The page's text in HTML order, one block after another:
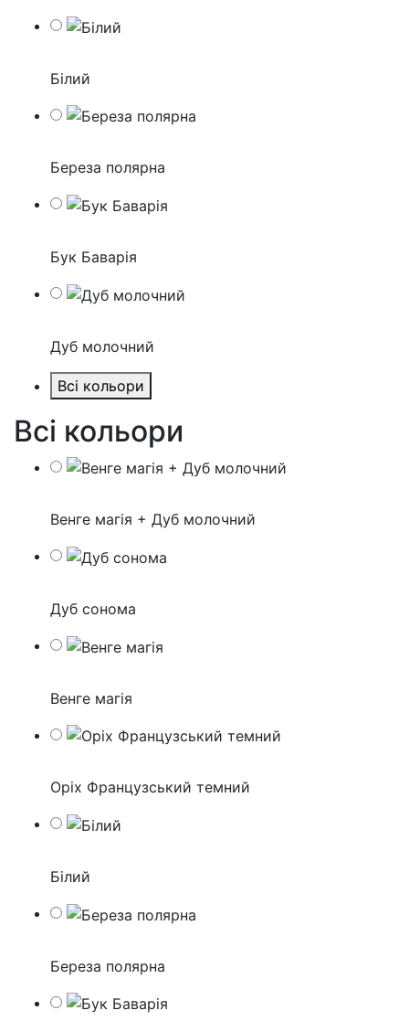
Білий
Береза полярна
Бук Баварія
Дуб молочний
Всі кольори
Всі кольори
Венге магія + Дуб молочний
Дуб сонома
Венге магія
Оріх Французський темний
Білий
Береза полярна